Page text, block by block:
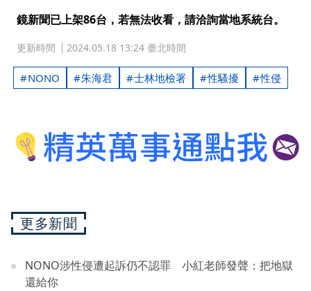
鏡新聞已上架86台，若無法收看，請洽詢當地系統台。
更新時間 2024.05.18 13:24 臺北時間
NONO 朱海君 士林地檢署 性騷擾 性侵
更多新聞
NONO涉性侵遭起訴仍不認罪 小紅老師發聲：把地獄
還給你